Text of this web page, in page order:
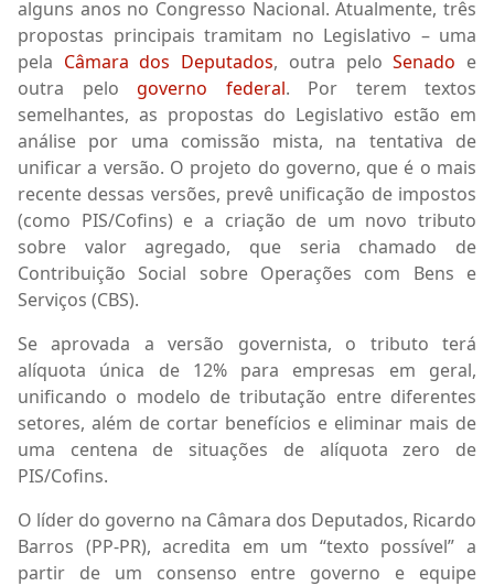
alguns anos no Congresso Nacional. Atualmente, três
propostas principais tramitam no Legislativo – uma
pela Câmara dos Deputados, outra peloSenado e
outra pelo governo federal. Por terem textos
semelhantes, as propostas do Legislativo estão em
análise por uma comissão mista, na tentativa de
unificar a versão. O projeto do governo, que é o mais
recente dessas versões, prevê unificação de impostos
(como PIS/Cofins) e a criação de um novo tributo
sobre valor agregado, que seria chamado de
Contribuição Social sobre Operações com Bens e
Serviços (CBS).
Se aprovada a versão governista, o tributo terá
alíquota única de 12% para empresas em geral,
unificando o modelo de tributação entre diferentes
setores, além de cortar benefícios e eliminar mais de
uma centena de situações de alíquota zero de
PIS/Cofins.
O líder do governo na Câmara dos Deputados, Ricardo
Barros (PP-PR), acredita em um “texto possível” a
partir de um consenso entre governo e equipe